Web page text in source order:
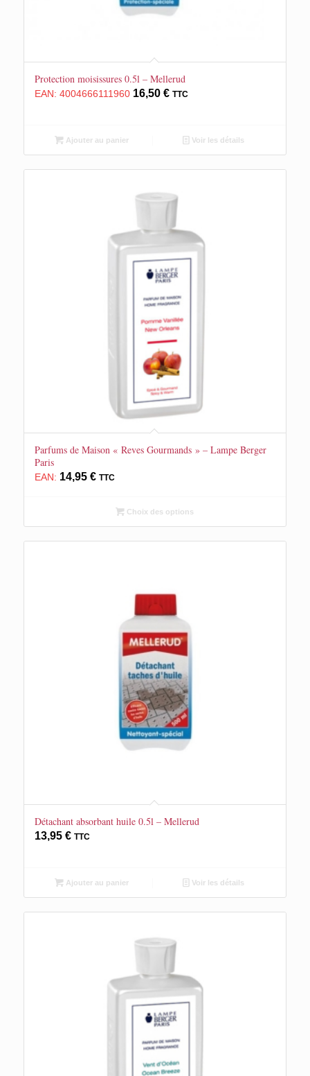
Protection moisissures 0.5l – Mellerud
EAN: 4004666111960 16,50 € TTC
Ajouter au panier Voir les détails
Parfums de Maison « Reves Gourmands » – Lampe Berger
Paris
EAN: 14,95 € TTC
Choix des options
Détachant absorbant huile 0.5l – Mellerud
13,95 € TTC
Ajouter au panier Voir les détails